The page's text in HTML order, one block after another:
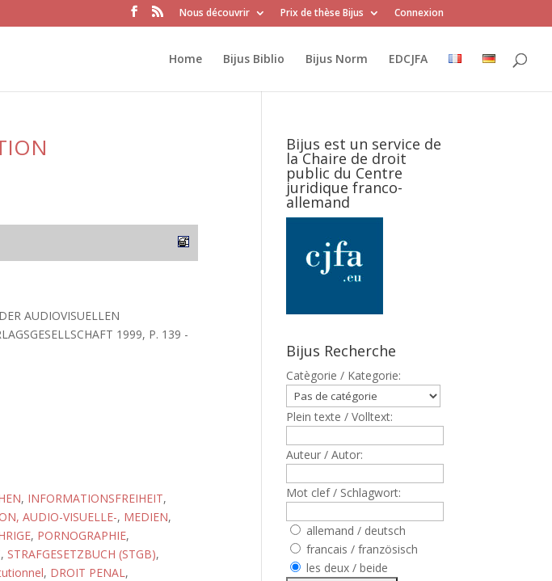
Nous découvrir Prix de thèse Bijus Connexion
Home Bijus Biblio Bijus Norm EDCJFA
AUDIOVISUELLEN
1999, P. 139 -
, INFORMATIONSFREIHEIT,
AUDIO-VISUELLE-, MEDIEN,
, PORNOGRAPHIE,
, STRAFGESETZBUCH (STGB),
, DROIT PENAL,
Bijus est un service de
la Chaire de droit
public du Centre
juridique franco-
allemand
Bijus Recherche
Catègorie / Kategorie:
Plein texte / Volltext:
Auteur / Autor:
Mot clef / Schlagwort:
allemand / deutsch
francais / französisch
les deux / beide